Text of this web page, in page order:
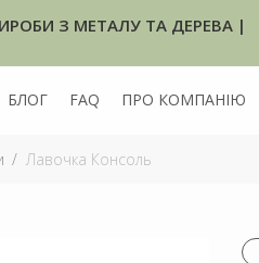
З МЕТАЛУ ТА ДЕРЕВА |
БЛОГ FAQ ПРО КОМПАНІЮ
Лавочка Консоль